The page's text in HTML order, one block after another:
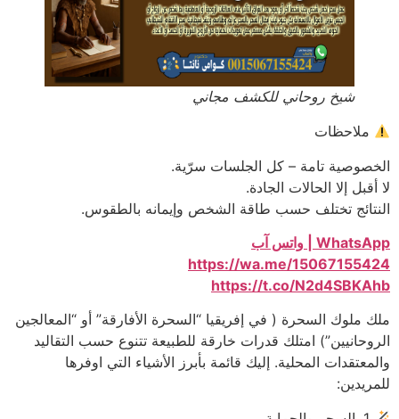
شيخ روحاني للكشف مجاني
ملاحظات
الخصوصية تامة – كل الجلسات سرّية.
لا أقبل إلا الحالات الجادة.
النتائج تختلف حسب طاقة الشخص وإيمانه بالطقوس.
WhatsApp | واتس آب
https://wa.me/15067155424
https://t.co/N2d4SBKAhb
ملك ملوك السحرة ( في إفريقيا “السحرة الأفارقة” أو “المعالجين
الروحانيين”) امتلك قدرات خارقة للطبيعة تتنوع حسب التقاليد
والمعتقدات المحلية. إليك قائمة بأبرز الأشياء التي اوفرها
للمريدين: